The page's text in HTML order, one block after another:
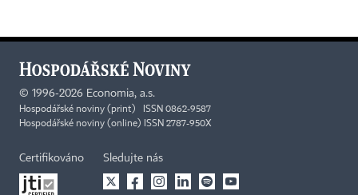
© 1996-2026 Economia, a.s.
Hospodářské noviny (print) ISSN 0862-9587
Hospodářské noviny (online) ISSN 2787-950X
Certifikováno Sledujte nás